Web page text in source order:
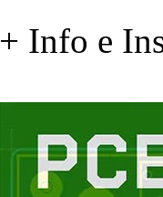
+ Info e